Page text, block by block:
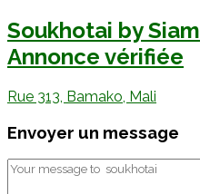
Soukhotai by Siam
Annonce vérifiée
Rue 313, Bamako, Mali
Envoyer un message